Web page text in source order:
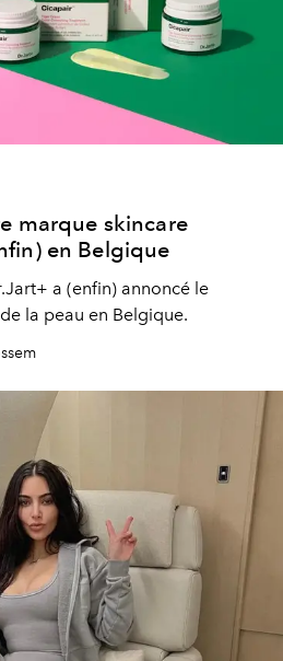
marque skincare
en Belgique
a (enfin) annoncé le
la peau en Belgique.